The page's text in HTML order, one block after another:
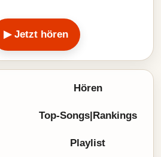
▶ Jetzt hören
Hören
Top-Songs|Rankings
Playlist